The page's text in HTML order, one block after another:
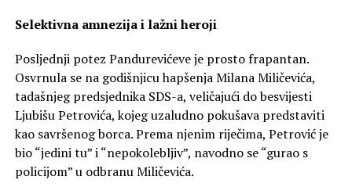
Selektivna amnezija i lažni heroji
Posljednji potez Pandurevićeve je prosto frapantan.
Osvrnula se na godišnjicu hapšenja Milana Miličevića,
tadašnjeg predsjednika SDS-a, veličajući do besvijesti
Ljubišu Petrovića, kojeg uzaludno pokušava predstaviti
kao savršenog borca. Prema njenim riječima, Petrović je
bio “jedini tu” i “nepokolebljiv”, navodno se “gurao s
policijom” u odbranu Miličevića.